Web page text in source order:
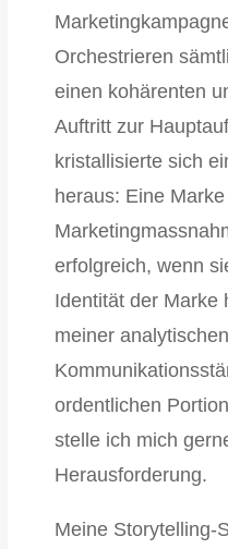
Orchestrieren
einen kohärenten
Auftritt zur
kristallisierte sich
heraus: Eine
erfolgreich, wenn
Identität der Marke
meiner
ordentlichen
stelle ich mich
Herausforderung.
Meine Storytelling-